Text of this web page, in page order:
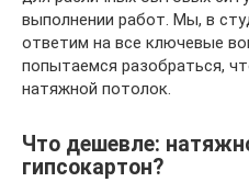
выполнении работ. Мы, в
ответим на все ключевые
попытаемся разобраться,
натяжной потолок.
Что дешевле:
гипсокартон?